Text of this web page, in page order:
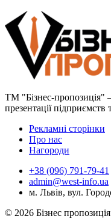
ТМ "Бізнес-пропозиція"
презентації підприємств
Рекламні сторінки
Про нас
Нагороди
+38 (096) 791-79-41
admin@west-info.ua
м. Львів, вул.
© 2026 Бізнес